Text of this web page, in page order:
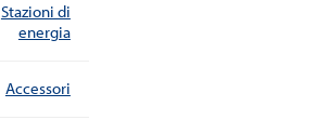
Stazioni di
energia
Accessori